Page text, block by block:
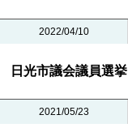
2022/04/10
日光市議会議員選挙
2021/05/23